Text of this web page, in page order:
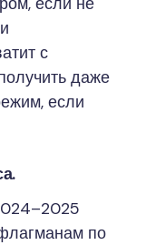
с
даже
если
по